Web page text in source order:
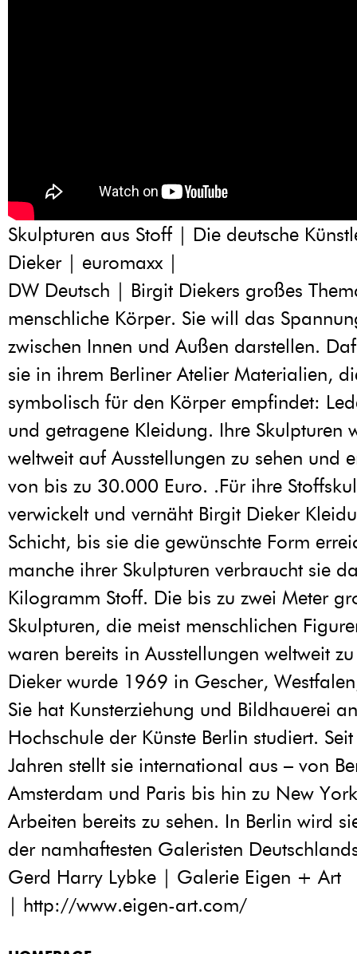
Skulpturen aus Stoff | Die deutsche
Dieker | euromaxx |
DW Deutsch | Birgit Diekers großes
menschliche Körper. Sie will das
zwischen Innen und Außen darstellen.
sie in ihrem Berliner Atelier Materialien,
symbolisch für den Körper empfindet:
und getragene Kleidung. Ihre Skulpturen
weltweit auf Ausstellungen zu sehen und
von bis zu 30.000 Euro. .Für ihre
verwickelt und vernäht Birgit Dieker
Schicht, bis sie die gewünschte Form
manche ihrer Skulpturen verbraucht sie
Kilogramm Stoff. Die bis zu zwei Meter
Skulpturen, die meist menschlichen
waren bereits in Ausstellungen weltweit
Dieker wurde 1969 in Gescher,
Sie hat Kunsterziehung und Bildhauerei
Hochschule der Künste Berlin studiert.
Jahren stellt sie international aus – von
Amsterdam und Paris bis hin zu New
Arbeiten bereits zu sehen. In Berlin wird
der namhaftesten Galeristen
Gerd Harry Lybke | Galerie Eigen + Art
| http://www.eigen-art.com/